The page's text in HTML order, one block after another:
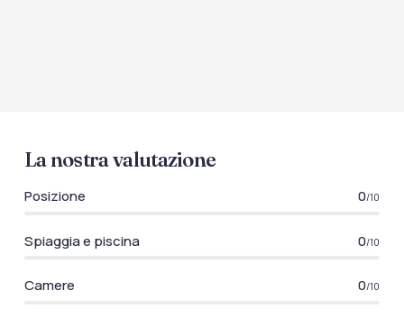
La nostra valutazione
Posizione 0/10
Spiaggia e piscina 0/10
Camere 0/10